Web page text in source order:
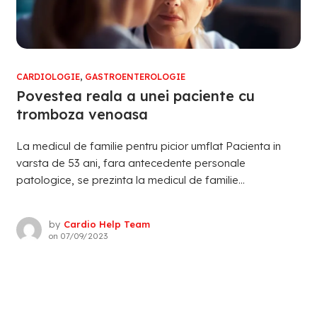
CARDIOLOGIE, GASTROENTEROLOGIE
Povestea reala a unei paciente cu
tromboza venoasa
La medicul de familie pentru picior umflat Pacienta in
varsta de 53 ani, fara antecedente personale
patologice, se prezinta la medicul de familie...
by Cardio Help Team
on 07/09/2023